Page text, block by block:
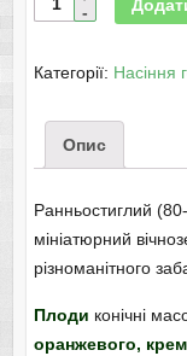
Категорії: Насіння
Опис
Ранньостиглий
мініатюрний
різноманітного
Плоди конічні
оранжевого,